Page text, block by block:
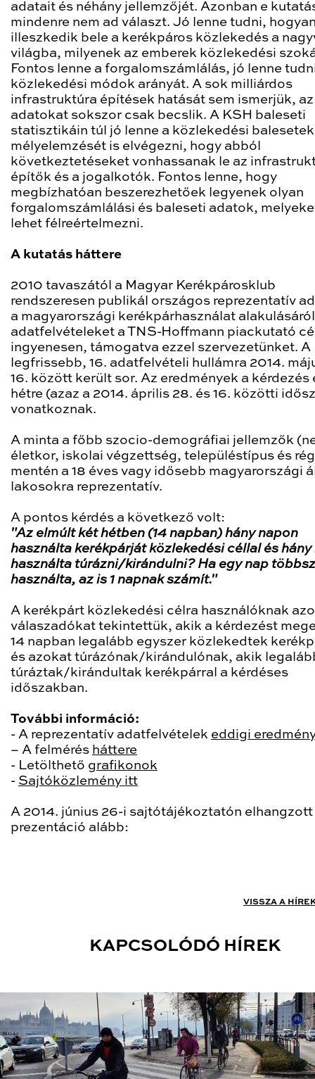
adatait és néhány jellemzőjét. Azonban e
mindenre nem ad választ. Jó lenne tudni,
illeszkedik bele a kerékpáros közlekedés a
világba, milyenek az emberek közlekedési
Fontos lenne a forgalomszámlálás, jó lenne
közlekedési módok arányát. A sok milliárdos
infrastruktúra építések hatását sem ismerjük, az
adatokat sokszor csak becslik. A KSH baleseti
statisztikáin túl jó lenne a közlekedési balesetek
mélyelemzését is elvégezni, hogy abból
következtetéseket vonhassanak le az
építők és a jogalkotók. Fontos lenne, hogy
megbízhatóan beszerezhetőek legyenek olyan
forgalomszámlálási és baleseti adatok,
lehet félreértelmezni.
A kutatás háttere
2010 tavaszától a Magyar Kerékpárosklub
rendszeresen publikál országos reprezentatív
a magyarországi kerékpárhasználat
adatfelvételeket a TNS-Hoffmann piackutató
ingyenesen, támogatva ezzel szervezetünket. A
legfrissebb, 16. adatfelvételi hullámra 2014.
16. között került sor. Az eredmények a kérdezés
hétre (azaz a 2014. április 28. és 16. közötti
vonatkoznak.
A minta a főbb szocio-demográfiai jellemzők
életkor, iskolai végzettség, településtípus és
mentén a 18 éves vagy idősebb magyarországi
lakosokra reprezentatív.
A pontos kérdés a következő volt:
"Az elmúlt két hétben (14 napban) hány napon
használta kerékpárját közlekedési céllal és hány
használta túrázni/kirándulni? Ha egy nap
használta, az is 1 napnak számít."
A kerékpárt közlekedési célra használóknak
válaszadókat tekintettük, akik a kérdezést
14 napban legalább egyszer közlekedtek
és azokat túrázónak/kirándulónak, akik
túráztak/kirándultak kerékpárral a kérdéses
időszakban.
További információ:
- A reprezentatív adatfelvételek eddigi
– A felmérés háttere
- Letölthető grafikonok
- Sajtóközlemény itt
A 2014. június 26-i sajtótájékoztatón elhangzott
prezentáció alább:
VISSZA A
KAPCSOLÓDÓ HÍREK